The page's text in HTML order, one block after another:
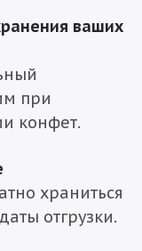
ваших
при
конфет.
храниться
отгрузки.